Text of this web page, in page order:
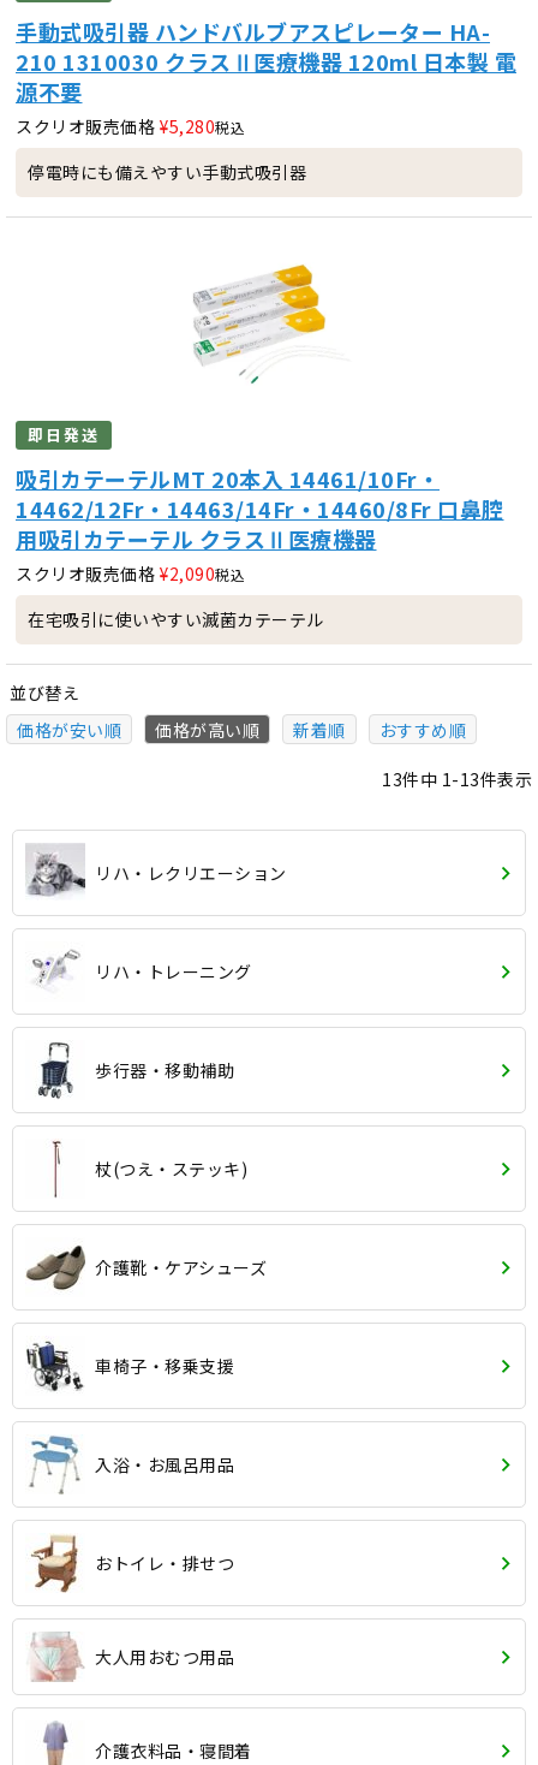
手動式吸引器 ハンドバルブアスピレーター HA-
210 1310030 クラスⅡ医療機器 120ml 日本製 電
源不要
スクリオ販売価格 ¥5,280税込
停電時にも備えやすい手動式吸引器
即日発送
吸引カテーテルMT 20本入 14461/10Fr・
14462/12Fr・14463/14Fr・14460/8Fr 口鼻腔
用吸引カテーテル クラスⅡ医療機器
スクリオ販売価格 ¥2,090税込
在宅吸引に使いやすい滅菌カテーテル
並び替え
価格が安い順
価格が高い順 新着順 おすすめ順
13件中 1-13件表示
リハ・レクリエーション
リハ・トレーニング
歩行器・移動補助
杖(つえ・ステッキ)
介護靴・ケアシューズ
車椅子・移乗支援
入浴・お風呂用品
おトイレ・排せつ
大人用おむつ用品
介護衣料品・寝間着